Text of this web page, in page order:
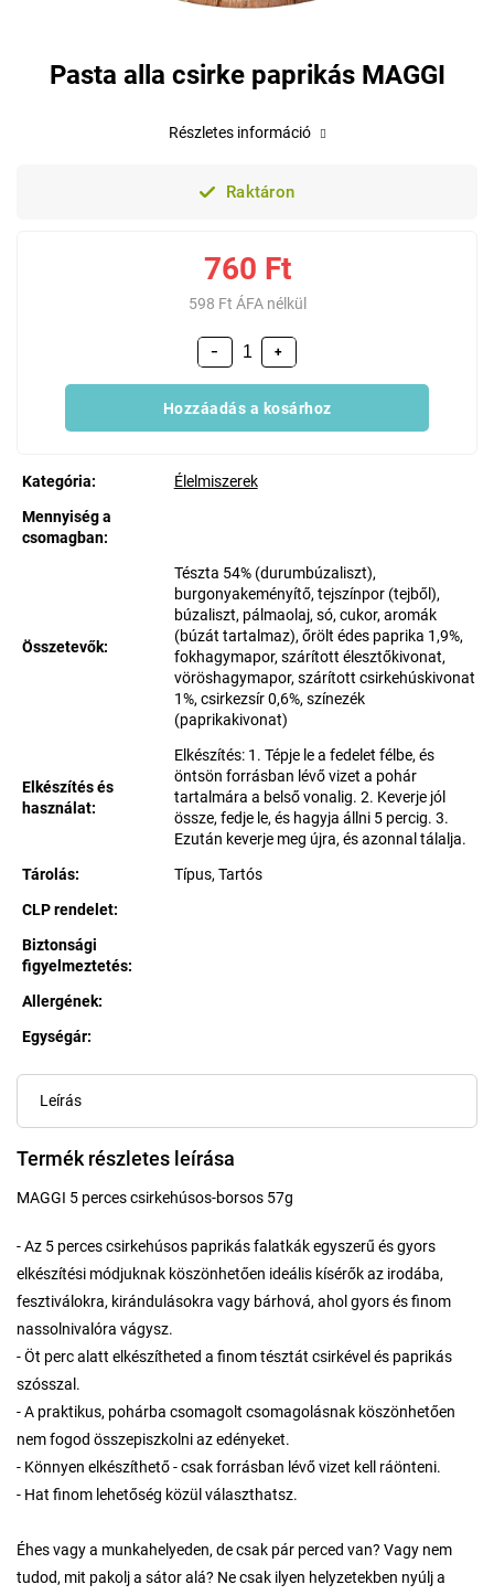
Pasta alla csirke paprikás MAGGI
Raktáron
760 Ft
598 Ft ÁFA nélkül
+
−
Hozzáadás a kosárhoz
Kategória:
Élelmiszerek
Mennyiség a
csomagban:
Összetevők:
Tészta 54% (durumbúzaliszt),
burgonyakeményítő, tejszínpor (tejből),
búzaliszt, pálmaolaj, só, cukor, aromák
(búzát tartalmaz), őrölt édes paprika 1,9%,
fokhagymapor, szárított élesztőkivonat,
vöröshagymapor, szárított csirkehúskivonat
1%, csirkezsír 0,6%, színezék
(paprikakivonat)
Elkészítés és
használat:
Elkészítés: 1. Tépje le a fedelet félbe, és
öntsön forrásban lévő vizet a pohár
tartalmára a belső vonalig. 2. Keverje jól
össze, fedje le, és hagyja állni 5 percig. 3.
Ezután keverje meg újra, és azonnal tálalja.
Tárolás:
Típus, Tartós
CLP rendelet:
Biztonsági
figyelmeztetés:
Allergének:
Egységár:
Részletes információ
Leírás
Termék részletes leírása
MAGGI 5 perces csirkehúsos-borsos 57g
- Az 5 perces csirkehúsos paprikás falatkák egyszerű és gyors
elkészítési módjuknak köszönhetően ideális kísérők az irodába,
fesztiválokra, kirándulásokra vagy bárhová, ahol gyors és finom
nassolnivalóra vágysz.
- Öt perc alatt elkészítheted a finom tésztát csirkével és paprikás
szósszal.
- A praktikus, pohárba csomagolt csomagolásnak köszönhetően
nem fogod összepiszkolni az edényeket.
- Könnyen elkészíthető - csak forrásban lévő vizet kell ráönteni.
- Hat finom lehetőség közül választhatsz.
Éhes vagy a munkahelyeden, de csak pár perced van? Vagy nem
tudod, mit pakolj a sátor alá? Ne csak ilyen helyzetekben nyúlj a